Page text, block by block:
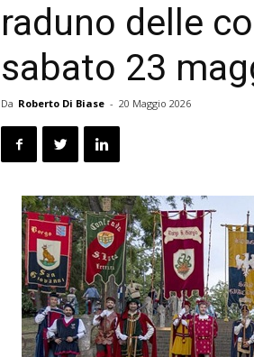
raduno delle
sabato 23
Da Roberto Di Biase - 20 Maggio 2026